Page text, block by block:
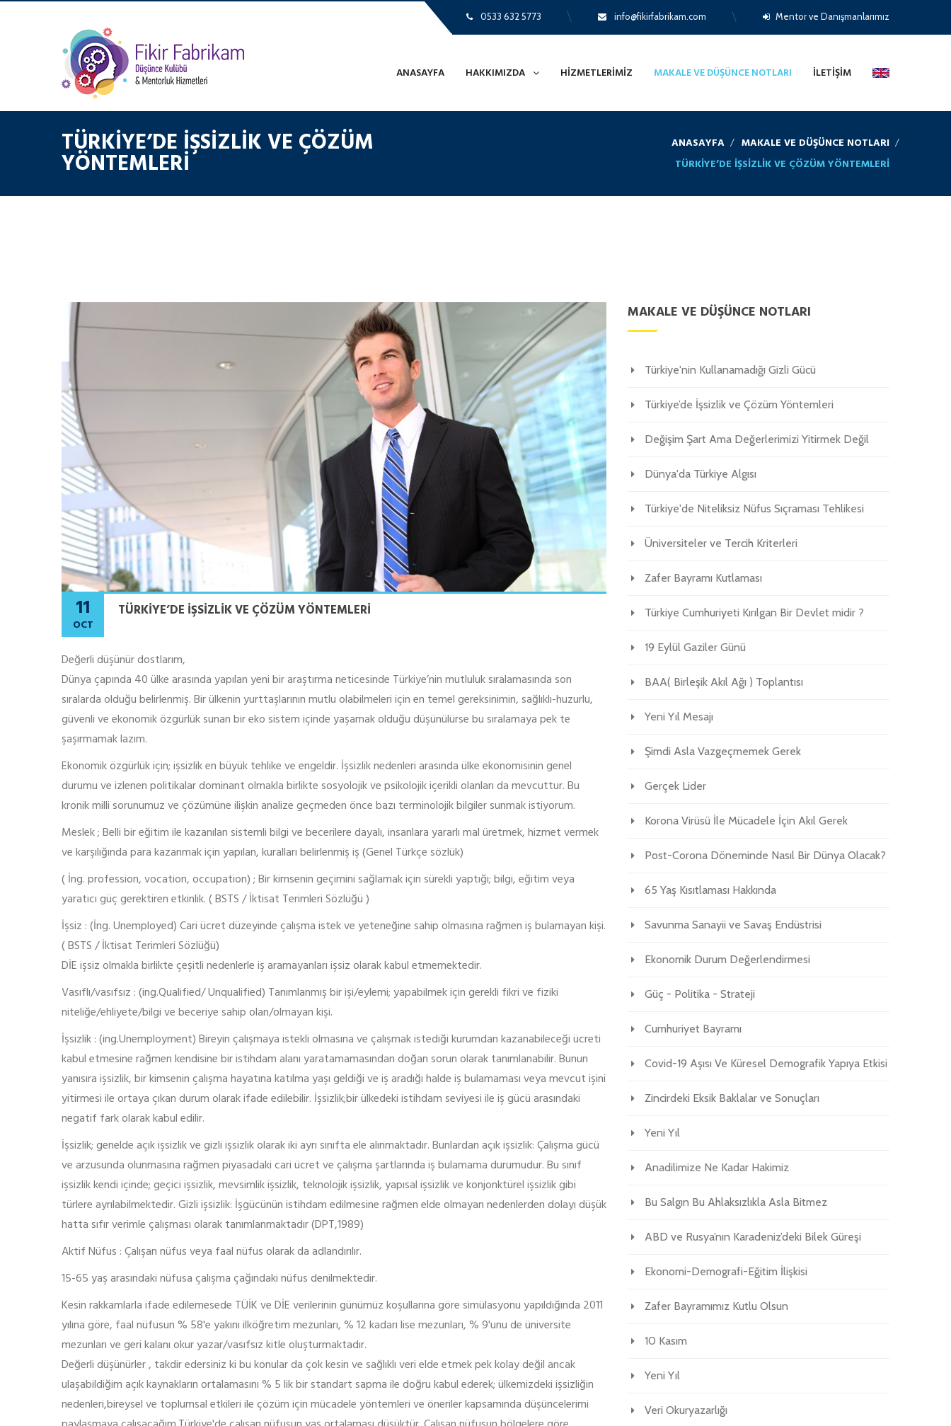
0533 632 5773 info@fikirfabrikam.com Mentor ve Danışmanlarımız
ANASAYFA HAKKIMIZDA HIZMETLERIMIZ MAKALE VE DÜŞÜNCE NOTLARI İLETIŞIM
TÜRKIYE’DE İŞSIZLIK VE ÇÖZÜM
YÖNTEMLERI
ANASAYFA
MAKALE VE DÜŞÜNCE NOTLARI
TÜRKIYE’DE İŞSIZLIK VE ÇÖZÜM YÖNTEMLERI
11
OCT
TÜRKIYE’DE İŞSIZLIK VE ÇÖZÜM YÖNTEMLERI
Değerli düşünür dostlarım,
Dünya çapında 40 ülke arasında yapılan yeni bir araştırma neticesinde Türkiye’nin mutluluk sıralamasında son
sıralarda olduğu belirlenmiş. Bir ülkenin yurttaşlarının mutlu olabilmeleri için en temel gereksinimin, sağlıklı-huzurlu,
güvenli ve ekonomik özgürlük sunan bir eko sistem içinde yaşamak olduğu düşünülürse bu sıralamaya pek te
şaşırmamak lazım.
Ekonomik özgürlük için; işsizlik en büyük tehlike ve engeldir. İşsizlik nedenleri arasında ülke ekonomisinin genel
durumu ve izlenen politikalar dominant olmakla birlikte sosyolojik ve psikolojik içerikli olanları da mevcuttur. Bu
kronik milli sorunumuz ve çözümüne ilişkin analize geçmeden önce bazı terminolojik bilgiler sunmak istiyorum.
Meslek ; Belli bir eğitim ile kazanılan sistemli bilgi ve becerilere dayalı, insanlara yararlı mal üretmek, hizmet vermek
ve karşılığında para kazanmak için yapılan, kuralları belirlenmiş iş (Genel Türkçe sözlük)
( İng. profession, vocation, occupation) ; Bir kimsenin geçimini sağlamak için sürekli yaptığı; bilgi, eğitim veya
yaratıcı güç gerektiren etkinlik. ( BSTS / İktisat Terimleri Sözlüğü )
İşsiz : (İng. Unemployed) Cari ücret düzeyinde çalışma istek ve yeteneğine sahip olmasına rağmen iş bulamayan kişi.
( BSTS / İktisat Terimleri Sözlüğü)
DİE işsiz olmakla birlikte çeşitli nedenlerle iş aramayanları işsiz olarak kabul etmemektedir.
Vasıflı/vasıfsız : (ing.Qualified/ Unqualified) Tanımlanmış bir işi/eylemi; yapabilmek için gerekli fikri ve fiziki
niteliğe/ehliyete/bilgi ve beceriye sahip olan/olmayan kişi.
İşsizlik : (ing.Unemployment) Bireyin çalışmaya istekli olmasına ve çalışmak istediği kurumdan kazanabileceği ücreti
kabul etmesine rağmen kendisine bir istihdam alanı yaratamamasından doğan sorun olarak tanımlanabilir. Bunun
yanısıra işsizlik, bir kimsenin çalışma hayatına katılma yaşı geldiği ve iş aradığı halde iş bulamaması veya mevcut işini
yitirmesi ile ortaya çıkan durum olarak ifade edilebilir. İşsizlik;bir ülkedeki istihdam seviyesi ile iş gücü arasındaki
negatif fark olarak kabul edilir.
İşsizlik; genelde açık işsizlik ve gizli işsizlik olarak iki ayrı sınıfta ele alınmaktadır. Bunlardan açık işsizlik: Çalışma gücü
ve arzusunda olunmasına rağmen piyasadaki cari ücret ve çalışma şartlarında iş bulamama durumudur. Bu sınıf
işsizlik kendi içinde; geçici işsizlik, mevsimlik işsizlik, teknolojik işsizlik, yapısal işsizlik ve konjonktürel işsizlik gibi
türlere ayrılabilmektedir. Gizli işsizlik: İşgücünün istihdam edilmesine rağmen elde olmayan nedenlerden dolayı düşük
hatta sıfır verimle çalışması olarak tanımlanmaktadır (DPT,1989)
Aktif Nüfus : Çalışan nüfus veya faal nüfus olarak da adlandırılır.
15-65 yaş arasındaki nüfusa çalışma çağındaki nüfus denilmektedir.
Kesin rakkamlarla ifade edilemesede TÜİK ve DİE verilerinin günümüz koşullarına göre simülasyonu yapıldığında 2011
yılına göre, faal nüfusun % 58'e yakını ilköğretim mezunları, % 12 kadarı lise mezunları, % 9'unu de üniversite
mezunları ve geri kalanı okur yazar/vasıfsız kitle oluşturmaktadır.
Değerli düşünürler , takdir edersiniz ki bu konular da çok kesin ve sağlıklı veri elde etmek pek kolay değil ancak
ulaşabildiğim açık kaynakların ortalamasını % 5 lik bir standart sapma ile doğru kabul ederek; ülkemizdeki işsizliğin
nedenleri,bireysel ve toplumsal etkileri ile çözüm için mücadele yöntemleri ve öneriler kapsamında düşüncelerimi
MAKALE VE DÜŞÜNCE NOTLARI
Türkiye'nin Kullanamadığı Gizli Gücü
Türkiye’de İşsizlik ve Çözüm Yöntemleri
Değişim Şart Ama Değerlerimizi Yitirmek Değil
Dünya'da Türkiye Algısı
Türkiye'de Niteliksiz Nüfus Sıçraması Tehlikesi
Üniversiteler ve Tercih Kriterleri
Zafer Bayramı Kutlaması
Türkiye Cumhuriyeti Kırılgan Bir Devlet midir ?
19 Eylül Gaziler Günü
BAA( Birleşik Akıl Ağı ) Toplantısı
Yeni Yıl Mesajı
Şimdi Asla Vazgeçmemek Gerek
Gerçek Lider
Korona Virüsü İle Mücadele İçin Akıl Gerek
Post-Corona Döneminde Nasıl Bir Dünya Olacak?
65 Yaş Kısıtlaması Hakkında
Savunma Sanayii ve Savaş Endüstrisi
Ekonomik Durum Değerlendirmesi
Güç - Politika - Strateji
Cumhuriyet Bayramı
Covid-19 Aşısı Ve Küresel Demografik Yapıya Etkisi
Zincirdeki Eksik Baklalar ve Sonuçları
Yeni Yıl
Anadilimize Ne Kadar Hakimiz
Bu Salgın Bu Ahlaksızlıkla Asla Bitmez
ABD ve Rusya’nın Karadeniz’deki Bilek Güreşi
Ekonomi-Demografi-Eğitim İlişkisi
Zafer Bayramımız Kutlu Olsun
10 Kasım
Yeni Yıl
Veri Okuryazarlığı